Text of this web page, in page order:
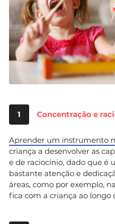
1 Concentração e
Aprender um instrumento
criança a desenvolver as
e de raciocínio, dado que é
bastante atenção e
áreas, como por exemplo,
fica com a criança ao longo